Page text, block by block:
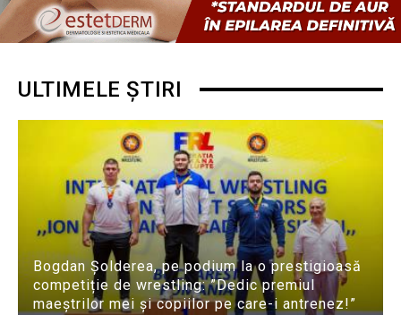
ULTIMELE ȘTIRI
Bogdan Șolderea, pe podium la o prestigioasă
competiție de wrestling: ”Dedic premiul
maeștrilor mei și copiilor pe care-i antrenez!”